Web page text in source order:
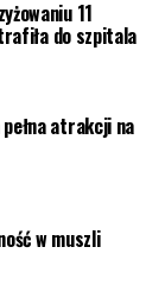
11
do szpitala
atrakcji na
w muszli